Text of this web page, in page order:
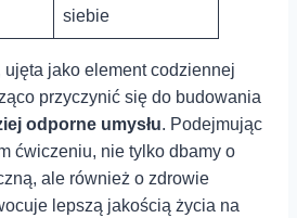
siebie
jako element codziennej
przyczynić się do budowania
odporne umysłu. Podejmując⁣
ćwiczeniu, nie tylko dbamy o
ale również o zdrowie
lepszą jakością życia na